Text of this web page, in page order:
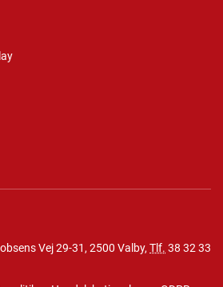
Vej 29-31, 2500 Valby, Tlf. 38 32 33